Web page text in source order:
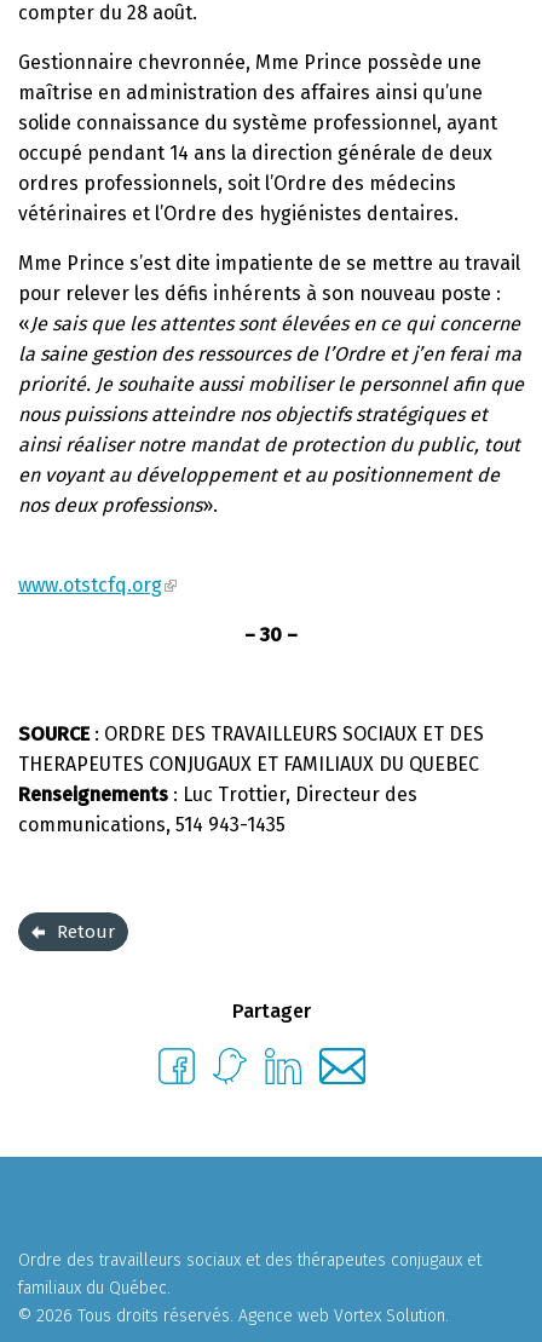
compter du 28 août.
Gestionnaire chevronnée, Mme Prince possède une
maîtrise en administration des affaires ainsi qu’une
solide connaissance du système professionnel, ayant
occupé pendant 14 ans la direction générale de deux
ordres professionnels, soit l’Ordre des médecins
vétérinaires et l’Ordre des hygiénistes dentaires.
Mme Prince s’est dite impatiente de se mettre au travail
pour relever les défis inhérents à son nouveau poste :
«Je sais que les attentes sont élevées en ce qui concerne
la saine gestion des ressources de l’Ordre et j’en ferai ma
priorité. Je souhaite aussi mobiliser le personnel afin que
nous puissions atteindre nos objectifs stratégiques et
ainsi réaliser notre mandat de protection du public, tout
en voyant au développement et au positionnement de
nos deux professions».
www.otstcfq.org
– 30 –
SOURCE: ORDRE DES TRAVAILLEURS SOCIAUX ET DES
THERAPEUTES CONJUGAUX ET FAMILIAUX DU QUEBEC
Renseignements : Luc Trottier, Directeur des
communications, 514 943-1435
Retour
Partager
Ordre des travailleurs sociaux et des thérapeutes conjugaux et
familiaux du Québec.
© 2026 Tous droits réservés. Agence web Vortex Solution.